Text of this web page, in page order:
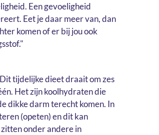
Een gevoeligheid
Eet je daar meer van, dan
komen of er bij jou ook
tijdelijke dieet draait om zes
Het zijn koolhydraten die
dikke darm terecht komen. In
(opeten) en dit kan
onder andere in